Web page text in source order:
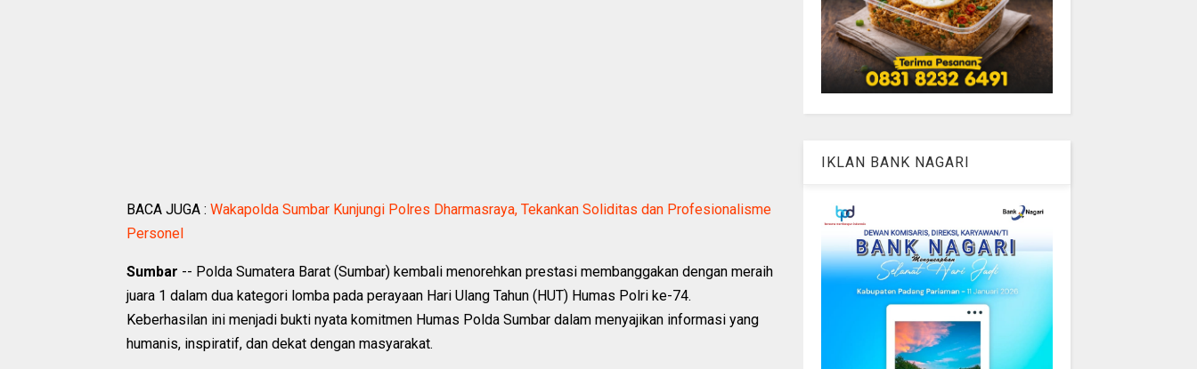
BACA JUGA : Wakapolda Sumbar Kunjungi Polres Dharmasraya, Tekankan Soliditas dan Profesionalisme
Personel
Sumbar -- Polda Sumatera Barat (Sumbar) kembali menorehkan prestasi membanggakan dengan meraih
juara 1 dalam dua kategori lomba pada perayaan Hari Ulang Tahun (HUT) Humas Polri ke-74.
Keberhasilan ini menjadi bukti nyata komitmen Humas Polda Sumbar dalam menyajikan informasi yang
humanis, inspiratif, dan dekat dengan masyarakat.
IKLAN BANK NAGARI